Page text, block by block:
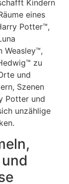
Kindern
eines
Potter™,
Weasley™,
zu
und
Szenen
Potter und
unzählige